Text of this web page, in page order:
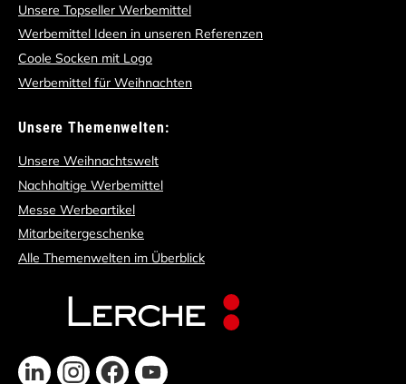
Unsere Topseller Werbemittel
Werbemittel Ideen in unseren Referenzen
Coole Socken mit Logo
Werbemittel für Weihnachten
Unsere Themenwelten:
Unsere Weihnachtswelt
Nachhaltige Werbemittel
Messe Werbeartikel
Mitarbeitergeschenke
Alle Themenwelten im Überblick